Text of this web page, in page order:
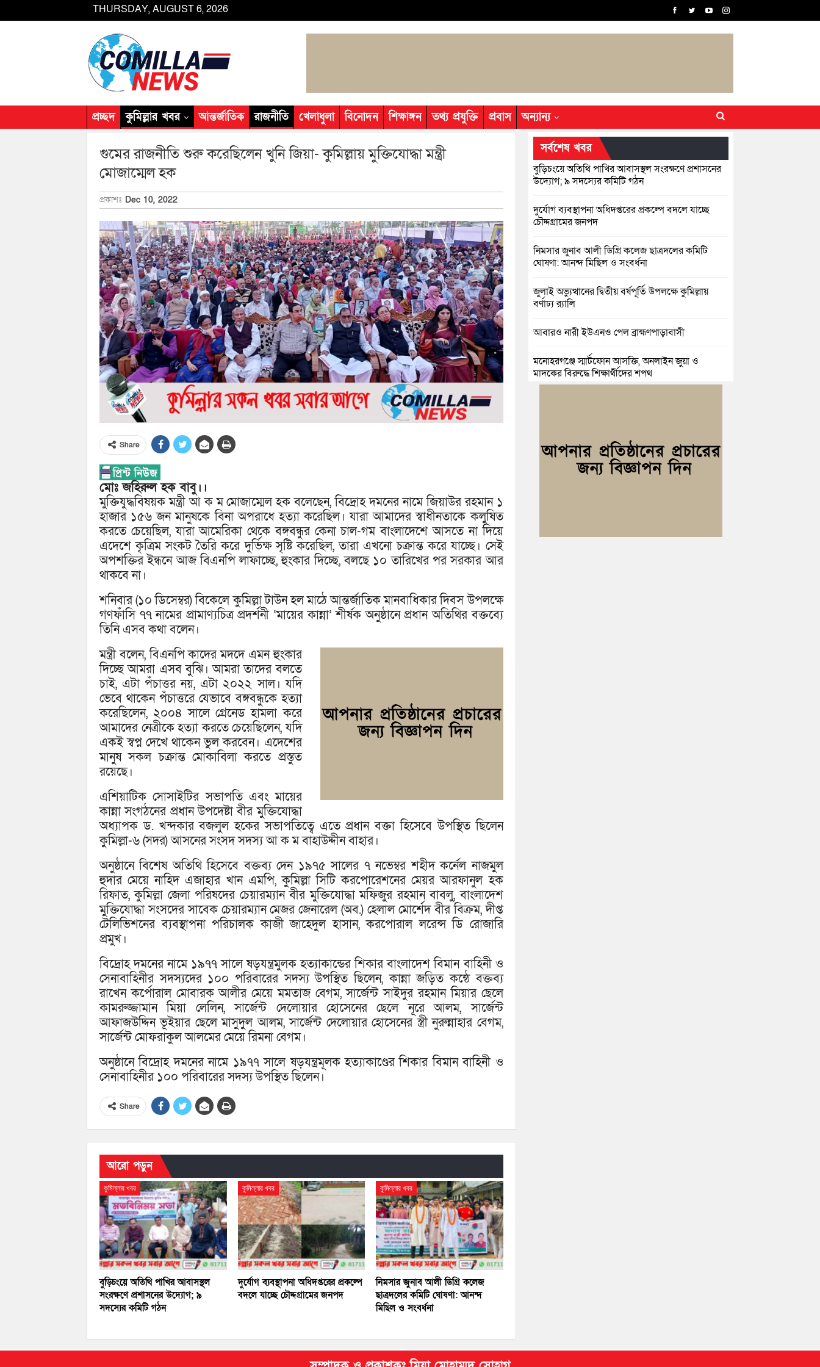
THURSDAY, AUGUST 6, 2026
প্রচ্ছদ কুমিল্লার খবর আন্তর্জাতিক রাজনীতি খেলাধুলা বিনোদন শিক্ষাঙ্গন তথ্য প্রযুক্তি প্রবাস অন্যান্য
গুমের রাজনীতি শুরু করেছিলেন খুনি জিয়া- কুমিল্লায় মুক্তিযোদ্ধা মন্ত্রী
মোজাম্মেল হক
প্রকাশঃ Dec 10, 2022
Share
মোঃ জহিরুল হক বাবু।।
মুক্তিযুদ্ধবিষয়ক মন্ত্রী আ ক ম মোজাম্মেল হক বলেছেন, বিদ্রোহ দমনের নামে জিয়াউর রহমান ১
হাজার ১৫৬ জন মানুষকে বিনা অপরাধে হত্যা করেছিল। যারা আমাদের স্বাধীনতাকে কলুষিত
করতে চেয়েছিল, যারা আমেরিকা থেকে বঙ্গবন্ধুর কেনা চাল-গম বাংলাদেশে আসতে না দিয়ে
এদেশে কৃত্রিম সংকট তৈরি করে দুর্ভিক্ষ সৃষ্টি করেছিল, তারা এখনো চক্রান্ত করে যাচ্ছে। সেই
অপশক্তির ইন্ধনে আজ বিএনপি লাফাচ্ছে, হুংকার দিচ্ছে, বলছে ১০ তারিখের পর সরকার আর
থাকবে না।
শনিবার (১০ ডিসেম্বর) বিকেলে কুমিল্লা টাউন হল মাঠে আন্তর্জাতিক মানবাধিকার দিবস উপলক্ষে
গণফাঁসি ৭৭ নামের প্রামাণ্যচিত্র প্রদর্শনী ‘মায়ের কান্না’ শীর্ষক অনুষ্ঠানে প্রধান অতিথির বক্তব্যে
তিনি এসব কথা বলেন।
মন্ত্রী বলেন, বিএনপি কাদের মদদে এমন হুংকার
দিচ্ছে আমরা এসব বুঝি। আমরা তাদের বলতে
চাই, এটা পঁচাত্তর নয়, এটা ২০২২ সাল। যদি
ভেবে থাকেন পঁচাত্তরে যেভাবে বঙ্গবন্ধুকে হত্যা
করেছিলেন, ২০০৪ সালে গ্রেনেড হামলা করে
আমাদের নেত্রীকে হত্যা করতে চেয়েছিলেন, যদি
একই স্বপ্ন দেখে থাকেন ভুল করবেন। এদেশের
মানুষ সকল চক্রান্ত মোকাবিলা করতে প্রস্তুত
রয়েছে।
এশিয়াটিক সোসাইটির সভাপতি এবং মায়ের
কান্না সংগঠনের প্রধান উপদেষ্টা বীর মুক্তিযোদ্ধা
অধ্যাপক ড. খন্দকার বজলুল হকের সভাপতিত্বে এতে প্রধান বক্তা হিসেবে উপস্থিত ছিলেন
কুমিল্লা-৬ (সদর) আসনের সংসদ সদস্য আ ক ম বাহাউদ্দীন বাহার।
অনুষ্ঠানে বিশেষ অতিথি হিসেবে বক্তব্য দেন ১৯৭৫ সালের ৭ নভেম্বর শহীদ কর্নেল নাজমুল
হুদার মেয়ে নাহিদ এজাহার খান এমপি, কুমিল্লা সিটি করপোরেশনের মেয়র আরফানুল হক
রিফাত, কুমিল্লা জেলা পরিষদের চেয়ারম্যান বীর মুক্তিযোদ্ধা মফিজুর রহমান বাবলু, বাংলাদেশ
মুক্তিযোদ্ধা সংসদের সাবেক চেয়ারম্যান মেজর জেনারেল (অব.) হেলাল মোর্শেদ বীর বিক্রম, দীপ্ত
টেলিভিশনের ব্যবস্থাপনা পরিচালক কাজী জাহেদুল হাসান, করপোরাল লরেন্স ডি রোজারি
প্রমুখ।
বিদ্রোহ দমনের নামে ১৯৭৭ সালে ষড়যন্ত্রমুলক হত্যাকান্ডের শিকার বাংলাদেশ বিমান বাহিনী ও
সেনাবাহিনীর সদস্যদের ১০০ পরিবারের সদস্য উপস্থিত ছিলেন, কান্না জড়িত কন্ঠে বক্তব্য
রাখেন কর্পোরাল মোবারক আলীর মেয়ে মমতাজ বেগম, সার্জেন্ট সাইদুর রহমান মিয়ার ছেলে
কামরুজ্জামান মিয়া লেলিন, সার্জেন্ট দেলোয়ার হোসেনের ছেলে নূরে আলম, সার্জেন্ট
আফাজউদ্দিন ভূইয়ার ছেলে মাসুদুল আলম, সার্জেন্ট দেলোয়ার হোসেনের স্ত্রী নুরুন্নাহার বেগম,
সার্জেন্ট মোফরাকুল আলমের মেয়ে রিমনা বেগম।
অনুষ্ঠানে বিদ্রোহ দমনের নামে ১৯৭৭ সালে ষড়যন্ত্রমূলক হত্যাকাণ্ডের শিকার বিমান বাহিনী ও
সেনাবাহিনীর ১০০ পরিবারের সদস্য উপস্থিত ছিলেন।
Share
আরো পড়ুন
কুমিল্লার খবর
বুড়িচংয়ে অতিথি পাখির আবাসস্থল
সংরক্ষণে প্রশাসনের উদ্যোগ; ৯
সদস্যের কমিটি গঠন
কুমিল্লার খবর
দুর্যোগ ব্যবস্থাপনা অধিদপ্তরের প্রকল্পে
বদলে যাচ্ছে চৌদ্দগ্রামের জনপদ
কুমিল্লার খবর
নিমসার জুনাব আলী ডিগ্রি কলেজ
ছাত্রদলের কমিটি ঘোষণা: আনন্দ
মিছিল ও সংবর্ধনা
সর্বশেষ খবর
বুড়িচংয়ে অতিথি পাখির আবাসস্থল সংরক্ষণে প্রশাসনের
উদ্যোগ; ৯ সদস্যের কমিটি গঠন
দুর্যোগ ব্যবস্থাপনা অধিদপ্তরের প্রকল্পে বদলে যাচ্ছে
চৌদ্দগ্রামের জনপদ
নিমসার জুনাব আলী ডিগ্রি কলেজ ছাত্রদলের কমিটি
ঘোষণা: আনন্দ মিছিল ও সংবর্ধনা
জুলাই অভ্যুত্থানের দ্বিতীয় বর্ষপূর্তি উপলক্ষে কুমিল্লায়
বর্ণাঢ্য র‍্যালি
আবারও নারী ইউএনও পেল ব্রাহ্মণপাড়াবাসী
মনোহরগঞ্জে স্মার্টফোন আসক্তি, অনলাইন জুয়া ও
মাদকের বিরুদ্ধে শিক্ষার্থীদের শপথ
কুমিল্লা বিজিবির অভিযান: এক কোটি ১৫ লাখ টাকার
ভারতীয় শাড়ি ও মোবাইল ডিসপ্লে জব্দ
ঘোষণা; সভাপতি ইমন, সম্পাদক সিয়াম